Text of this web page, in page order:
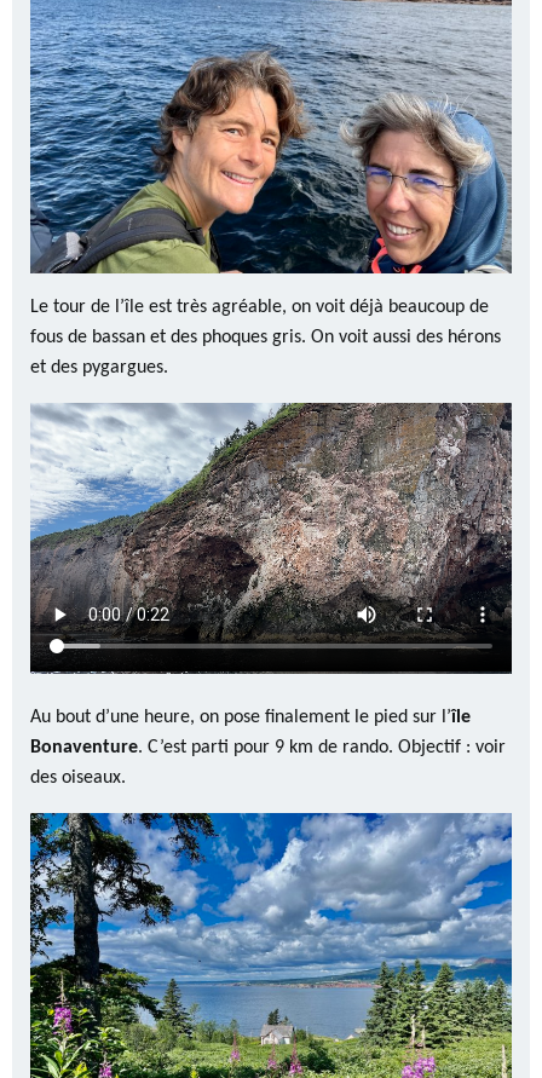
Le tour de l’île est très agréable, on voit déjà beaucoup de
fous de bassan et des phoques gris. On voit aussi des hérons
et des pygargues.
Au bout d’une heure, on pose finalement le pied sur l’île
Bonaventure. C’est parti pour 9 km de rando. Objectif : voir
des oiseaux.